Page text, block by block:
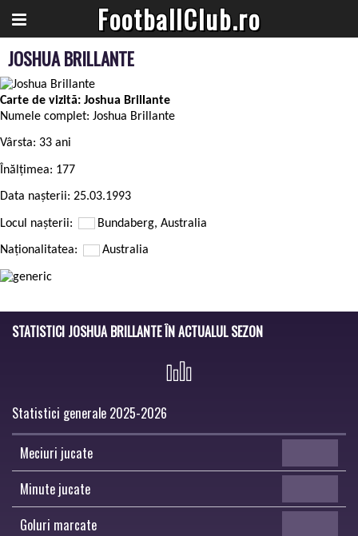
FootballClub.ro
JOSHUA BRILLANTE
Carte de vizită: Joshua Brillante
Numele complet: Joshua Brillante
Vârsta: 33 ani
Înălțimea: 177
Data nașterii: 25.03.1993
Locul nașterii: Bundaberg, Australia
Naționalitatea: Australia
STATISTICI JOSHUA BRILLANTE ÎN ACTUALUL SEZON
Statistici generale 2025-2026
Meciuri jucate
Minute jucate
Goluri marcate